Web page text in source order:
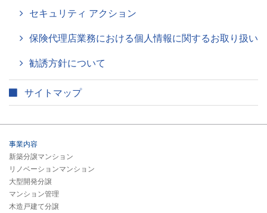
セキュリティ アクション
保険代理店業務における個人情報に関するお取り扱い
勧誘方針について
サイトマップ
事業内容
新築分譲マンション
リノベーションマンション
大型開発分譲
マンション管理
木造戸建て分譲